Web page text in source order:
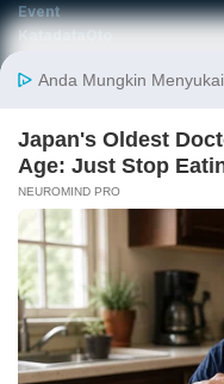
Event
KatadataOto
Email
Tentang Katadata
Kebijakan
©2026 Katadata.